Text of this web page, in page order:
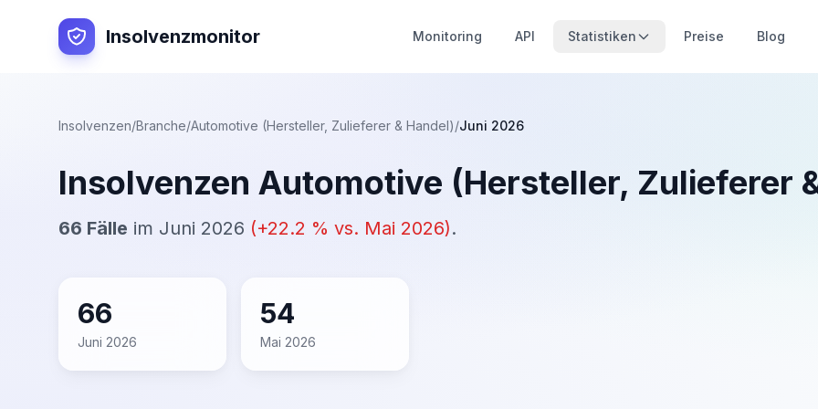
Insolvenzmonitor Monitoring API Statistiken Preise Blog
Insolvenzen/Branche/Automotive (Hersteller, Zulieferer & Handel)/Juni 2026
Insolvenzen Automotive (Hersteller, Zulieferer
66 Fälle im Juni 2026 (+22.2 % vs. Mai 2026).
66
Juni 2026
54
Mai 2026